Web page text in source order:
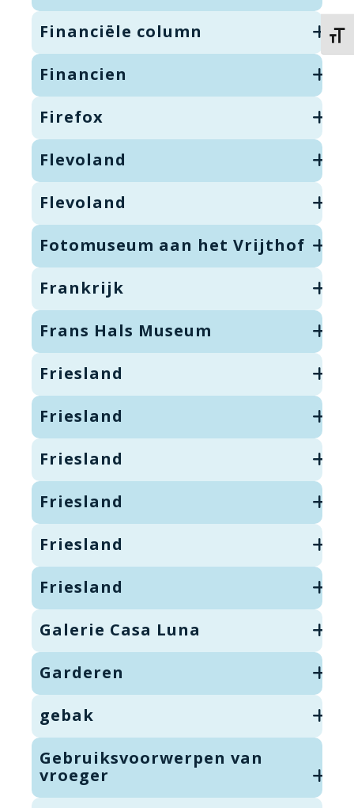
Financiële column
Financien
Firefox
Flevoland
Flevoland
Fotomuseum aan het Vrijthof
Frankrijk
Frans Hals Museum
Friesland
Friesland
Friesland
Friesland
Friesland
Friesland
Galerie Casa Luna
Garderen
gebak
Gebruiksvoorwerpen van
vroeger